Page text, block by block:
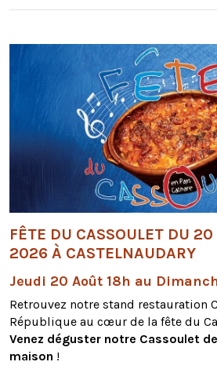
FÊTE DU CASSOULET DU
2026 À CASTELNAUDARY
Jeudi 20 Août 18h au
Retrouvez notre stand restauration
République au cœur de la fête du
Venez déguster notre Cassoulet
maison !